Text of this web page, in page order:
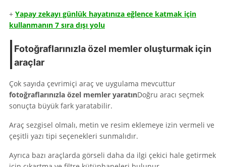
+ Yapay zekayı günlük hayatınıza eğlence katmak için
kullanmanın 7 sıra dışı yolu
Fotoğraflarınızla özel memler oluşturmak için
araçlar
Çok sayıda çevrimiçi araç ve uygulama mevcuttur
fotoğraflarınızla özel memler yaratınDoğru aracı seçmek
sonuçta büyük fark yaratabilir.
Araç sezgisel olmalı, metin ve resim eklemeye izin vermeli ve
çeşitli yazı tipi seçenekleri sunmalıdır.
Ayrıca bazı araçlarda görseli daha da ilgi çekici hale getirmek